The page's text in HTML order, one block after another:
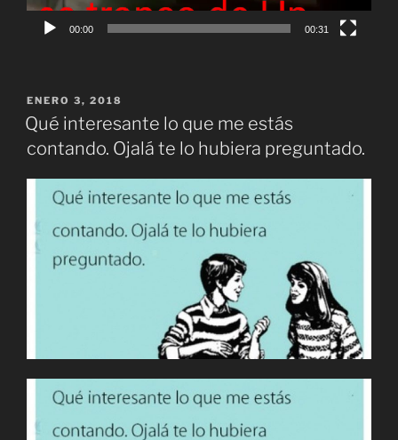
00:00 00:31
PUBLICADO
EL
ENERO 3, 2018
Qué interesante lo que me estás
contando. Ojalá te lo hubiera preguntado.